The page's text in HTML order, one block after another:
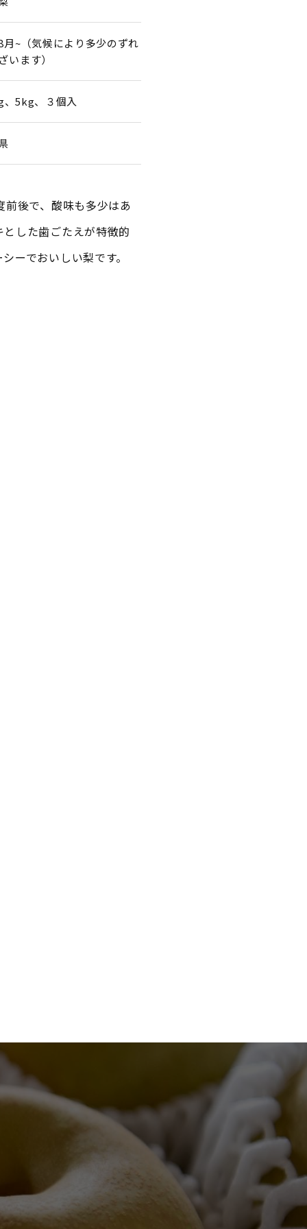
月~（気候により多少のずれ
います）
、5kg、３個入
後で、酸味も多少はあ
した歯ごたえが特徴的
ーでおいしい梨です。